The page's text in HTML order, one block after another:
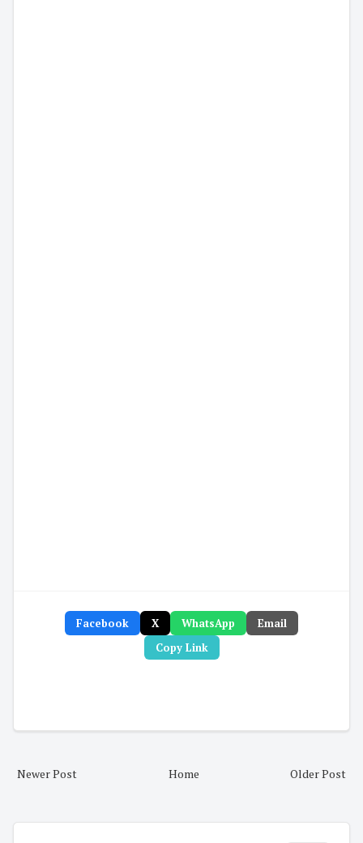
Facebook X WhatsApp
Email
Copy Link
Newer Post Older Post
Home